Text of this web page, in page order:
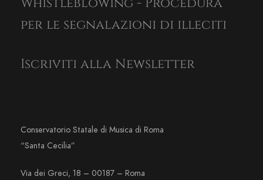
per le segnalazioni di illeciti
Iscriviti alla Newsletter
Conservatorio Statale di Musica di Roma
“Santa Cecilia”
Via dei Greci, 18 – 00187 – Roma